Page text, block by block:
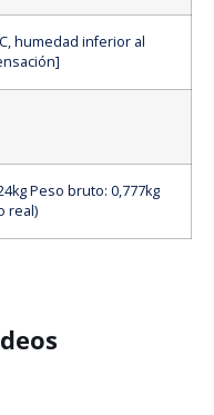
humedad inferior al
Peso bruto: 0,777kg
real)